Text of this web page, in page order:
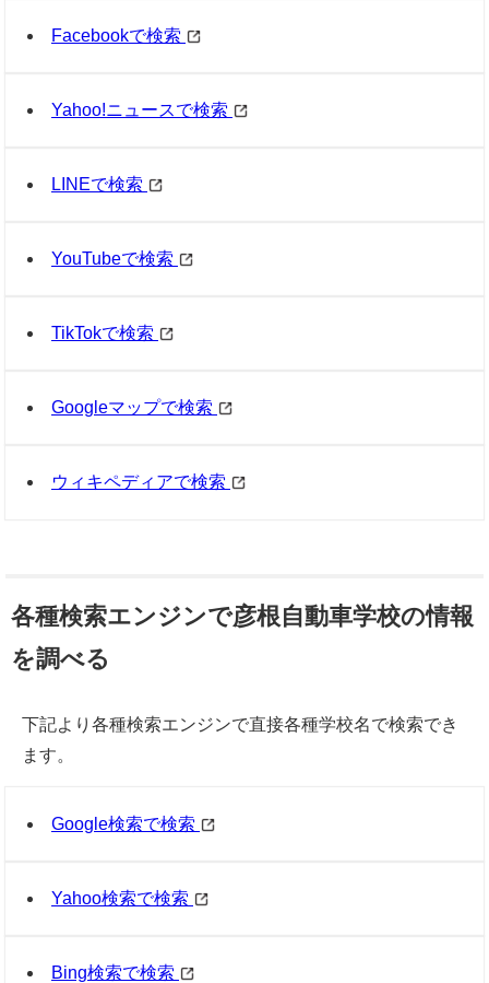
Facebookで検索
Yahoo!ニュースで検索
LINEで検索
YouTubeで検索
TikTokで検索
Googleマップで検索
ウィキペディアで検索
各種検索エンジンで彦根自動車学校の情報
を調べる
下記より各種検索エンジンで直接各種学校名で検索でき
ます。
Google検索で検索
Yahoo検索で検索
Bing検索で検索